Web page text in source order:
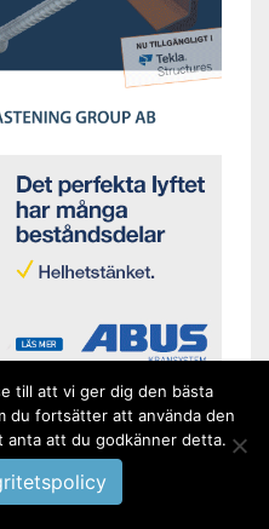
till att vi ger dig den bästa
du fortsätter att använda den
anta att du godkänner detta.